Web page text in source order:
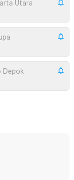
Utara
Depok